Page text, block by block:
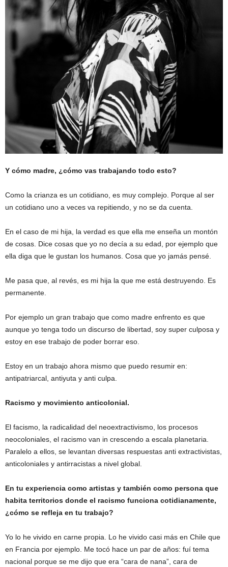
Y cómo madre, ¿cómo vas trabajando todo esto?
Como la crianza es un cotidiano, es muy complejo. Porque al ser
un cotidiano uno a veces va repitiendo, y no se da cuenta.
En el caso de mi hija, la verdad es que ella me enseña un montón
de cosas. Dice cosas que yo no decía a su edad, por ejemplo que
ella diga que le gustan los humanos. Cosa que yo jamás pensé.
Me pasa que, al revés, es mi hija la que me está destruyendo. Es
permanente.
Por ejemplo un gran trabajo que como madre enfrento es que
aunque yo tenga todo un discurso de libertad, soy super culposa y
estoy en ese trabajo de poder borrar eso.
Estoy en un trabajo ahora mismo que puedo resumir en:
antipatriarcal, antiyuta y anti culpa.
Racismo y movimiento anticolonial.
El facismo, la radicalidad del neoextractivismo, los procesos
neocoloniales, el racismo van in crescendo a escala planetaria.
Paralelo a ellos, se levantan diversas respuestas anti extractivistas,
anticoloniales y antirracistas a nivel global.
En tu experiencia como artistas y también como persona que
habita territorios donde el racismo funciona cotidianamente,
¿cómo se refleja en tu trabajo?
Yo lo he vivido en carne propia. Lo he vivido casi más en Chile que
en Francia por ejemplo. Me tocó hace un par de años: fuí tema
nacional porque se me dijo que era “cara de nana”, cara de